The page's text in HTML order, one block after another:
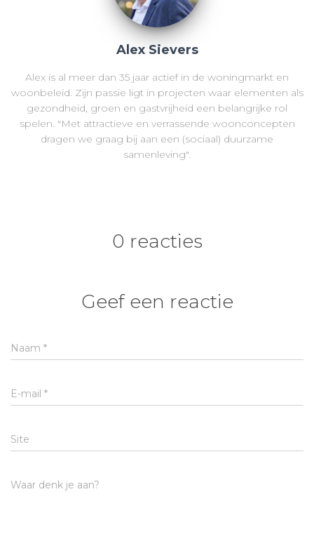
Alex Sievers
Alex is al meer dan 35 jaar actief in de woningmarkt en
woonbeleid. Zijn passie ligt in projecten waar elementen als
gezondheid, groen en gastvrijheid een belangrijke rol
spelen. "Met attractieve en verrassende woonconcepten
dragen we graag bij aan een (sociaal) duurzame
samenleving".
0 reacties
Geef een reactie
Naam *
E-mail *
Site
Waar denk je aan?